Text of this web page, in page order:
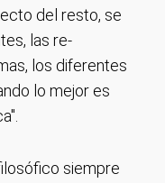
del resto, se
las re-
los diferentes
lo mejor es
siempre